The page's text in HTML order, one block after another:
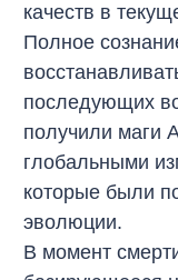
качеств в
Полное
последующих
получили маги
глобальными
которые были
эволюции.
В момент